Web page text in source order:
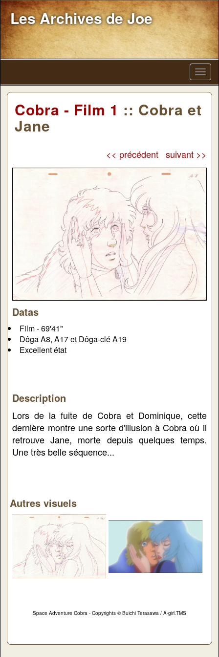
Les Archives de Joe
Cobra - Film 1 :: Cobra et
Jane
<< précédent suivant >>
Datas
Film - 69'41"
Dôga A8, A17 et Dôga-clé A19
Excellent état
Description
Lors de la fuite de Cobra et Dominique, cette
dernière montre une sorte d'illusion à Cobra où il
retrouve Jane, morte depuis quelques temps.
Une très belle séquence...
Autres visuels
Space Adventure Cobra - Copyrights © Buichi Terasawa / A-girl.TMS